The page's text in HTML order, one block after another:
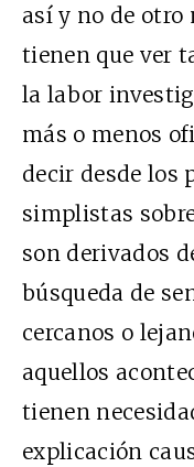
así y no de otro
tienen que ver
la labor
más o menos
decir desde los
simplistas
son derivados
búsqueda de
cercanos o
aquellos
tienen
explicación